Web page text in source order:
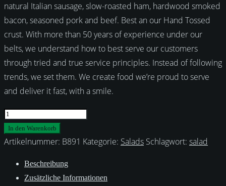
natural Italian sausage, slow-roasted ham, hardwood smoked
bacon, seasoned pork and beef. Best an our Hand Tossed
crust. With more than 50 years of experience under our
belts, we understand how to best serve our customers
through tried and true service principles. Instead of following
trends, we set them. We create food we’re proud to serve
and deliver it fast, with a smile.
Panzanella
Menge
In den Warenkorb
Artikelnummer: B891 Kategorie: Salads Schlagwort: salad
Beschreibung
Zusätzliche Informationen